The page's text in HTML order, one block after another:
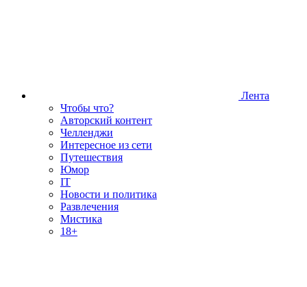
Лента
Чтобы что?
Авторский контент
Челленджи
Интересное из сети
Путешествия
Юмор
IT
Новости и политика
Развлечения
Мистика
18+